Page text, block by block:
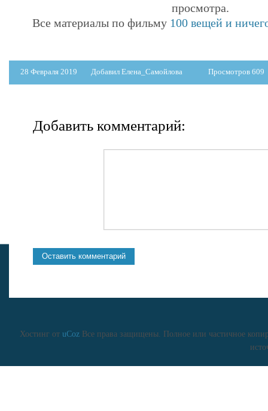
просмотра.
Все материалы по фильму 100 вещей и
28 Февраля 2019 Добавил Елена_Самойлова Просмотров 609
Добавить комментарий:
Хостинг от uCozВсе права защищены. Полное или частичное